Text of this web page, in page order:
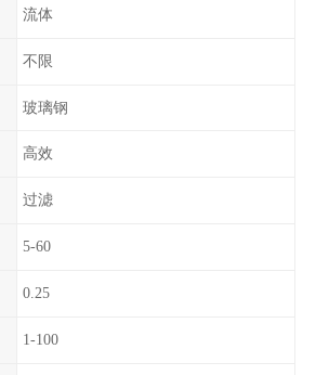
流体
不限
玻璃钢
高效
过滤
5-60
0.25
1-100